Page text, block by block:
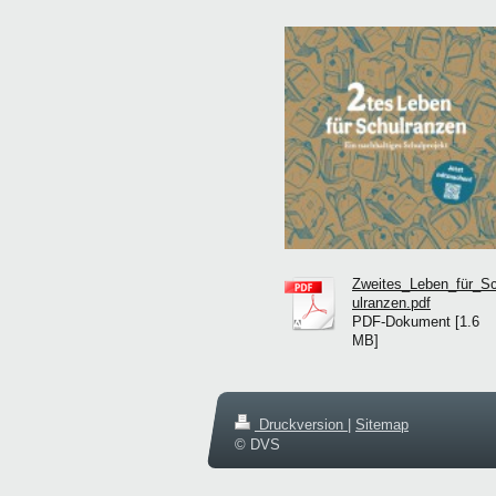
ulranzen.pdf
PDF-Dokument [1.6
MB]
Druckversion | Sitemap
© DVS